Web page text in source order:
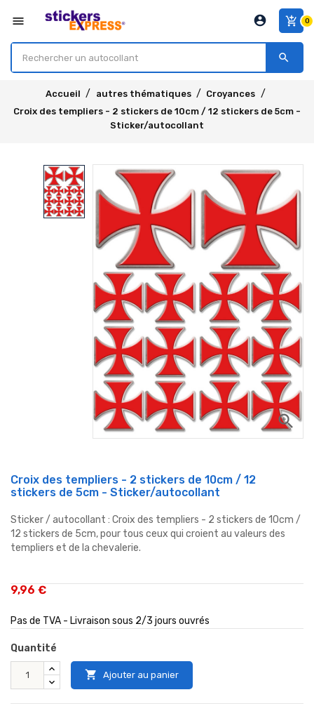
menu add_shopping_cart 0
account_circle
search
Accueil autres thématiques
Croyances
Croix des templiers - 2 stickers de 10cm / 12 stickers de 5cm -
Sticker/autocollant
zoom_in
Croix des templiers - 2 stickers de 10cm / 12
stickers de 5cm - Sticker/autocollant
Sticker / autocollant : Croix des templiers - 2 stickers de 10cm /
12 stickers de 5cm, pour tous ceux qui croient au valeurs des
templiers et de la chevalerie.
9,96 €
Pas de TVA - Livraison sous 2/3 jours ouvrés
Quantité
 Ajouter au panier